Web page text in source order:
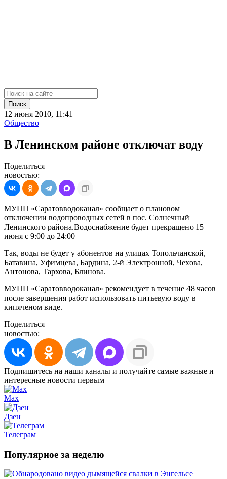
Поиск
12 июня 2010, 11:41
Общество
В Ленинском районе отключат воду
Поделиться
новостью:
МУПП «Саратовводоканал» сообщает о плановом
отключении водопроводных сетей в пос. Солнечный
Ленинского района.Водоснабжение будет прекращено 15
июня с 9:00 до 24:00
Так, воды не будет у абонентов на улицах Топольчанской,
Батавина, Уфимцева, Бардина, 2-й Электронной, Чехова,
Антонова, Тархова, Блинова.
МУПП «Саратовводоканал» рекомендует в течение 48 часов
после завершения работ использовать питьевую воду в
кипяченом виде.
Поделиться
новостью:
Подпишитесь на наши каналы и получайте самые важные и
интересные новости первым
Max
Дзен
Телеграм
Популярное за неделю